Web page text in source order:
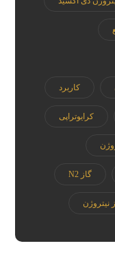
کاربرد
کرایوتراپی
گاز N2
نیتروژن